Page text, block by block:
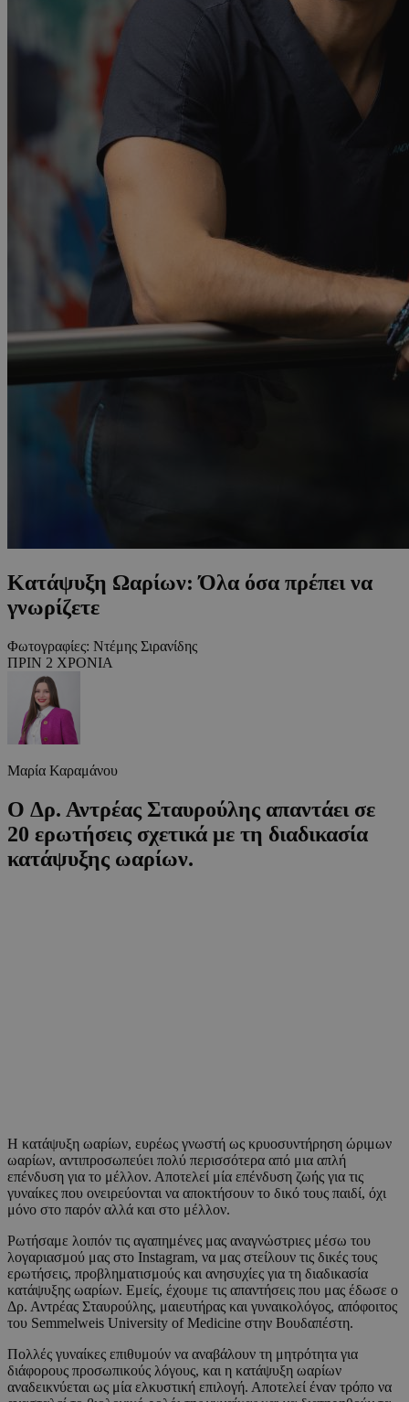
Κατάψυξη Ωαρίων: Όλα όσα πρέπει να
γνωρίζετε
Φωτογραφίες: Ντέμης Σιρανίδης
ΠΡΙΝ 2 ΧΡΟΝΙΑ
Μαρία Καραμάνου
O Δρ. Αντρέας Σταυρούλης απαντάει σε
20 ερωτήσεις σχετικά με τη διαδικασία
κατάψυξης ωαρίων.
Η κατάψυξη ωαρίων, ευρέως γνωστή ως κρυοσυντήρηση ώριμων
ωαρίων, αντιπροσωπεύει πολύ περισσότερα από μια απλή
επένδυση για το μέλλον. Αποτελεί μία επένδυση ζωής για τις
γυναίκες που ονειρεύονται να αποκτήσουν το δικό τους παιδί, όχι
μόνο στο παρόν αλλά και στο μέλλον.
Ρωτήσαμε λοιπόν τις αγαπημένες μας αναγνώστριες μέσω του
λογαριασμού μας στο Instagram, να μας στείλουν τις δικές τους
ερωτήσεις, προβληματισμούς και ανησυχίες για τη διαδικασία
κατάψυξης ωαρίων. Εμείς, έχουμε τις απαντήσεις που μας έδωσε ο
Δρ. Αντρέας Σταυρούλης, μαιευτήρας και γυναικολόγος, απόφοιτος
του Semmelweis University of Medicine στην Βουδαπέστη.
Πολλές γυναίκες επιθυμούν να αναβάλουν τη μητρότητα για
διάφορους προσωπικούς λόγους, και η κατάψυξη ωαρίων
αναδεικνύεται ως μία ελκυστική επιλογή. Αποτελεί έναν τρόπο να